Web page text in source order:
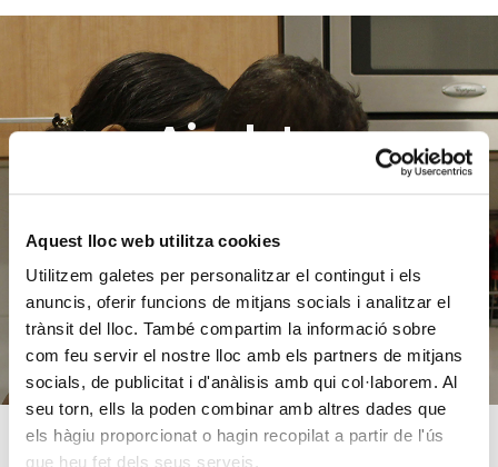
Aquest lloc web utilitza cookies
Utilitzem galetes per personalitzar el contingut i els
anuncis, oferir funcions de mitjans socials i analitzar el
trànsit del lloc. També compartim la informació sobre
com feu servir el nostre lloc amb els partners de mitjans
socials, de publicitat i d'anàlisis amb qui col·laborem. Al
seu torn, ells la poden combinar amb altres dades que
els hàgiu proporcionat o hagin recopilat a partir de l'ús
que heu fet dels seus serveis.
Ajuda'ns
a ajudar
FES UN DONATIU